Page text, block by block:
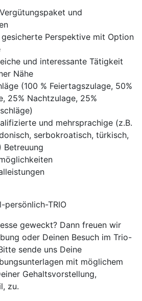
und
Perspektive mit Option
und interessante Tätigkeit
Nähe
(100 % Feiertagszulage, 50%
25% Nachtzulage, 25%
und mehrsprachige (z.B.
serbokroatisch, türkisch,
Betreuung
persönlich-TRIO
geweckt? Dann freuen wir
oder Deinen Besuch im Trio-
sende uns Deine
mit möglichem
Gehaltsvorstellung,
zu.